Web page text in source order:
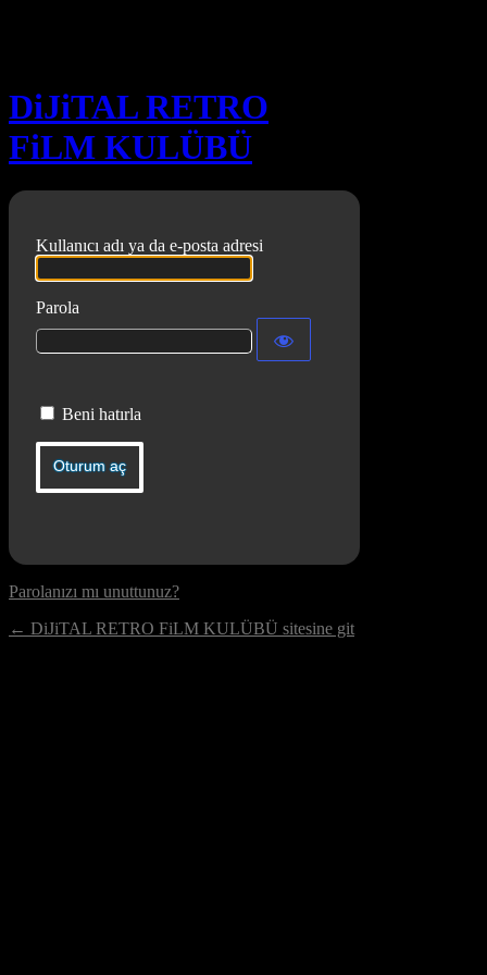
DiJiTAL RETRO
FiLM KULÜBÜ
Kullanıcı adı ya da e-posta adresi
Parola
Beni hatırla
Parolanızı mı unuttunuz?
← DiJiTAL RETRO FiLM KULÜBÜ sitesine git